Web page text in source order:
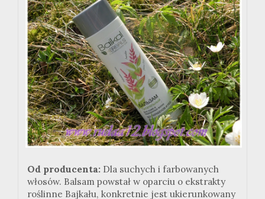
Od producenta: Dla suchych i farbowanych
włosów. Balsam powstał w oparciu o ekstrakty
roślinne Bajkału, konkretnie jest ukierunkowany